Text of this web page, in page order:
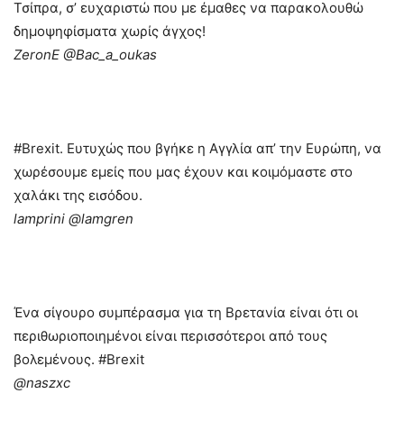
Τσίπρα, σ’ ευχαριστώ που με έμαθες να παρακολουθώ
δημοψηφίσματα χωρίς άγχος!
ZeronE ‏@Bac_a_oukas
#Brexit. Ευτυχώς που βγήκε η Αγγλία απ’ την Ευρώπη, να
χωρέσουμε εμείς που μας έχουν και κοιμόμαστε στο
χαλάκι της εισόδου.
lamprini ‏@lamgren
Ένα σίγουρο συμπέρασμα για τη Βρετανία είναι ότι οι
περιθωριοποιημένοι είναι περισσότεροι από τους
βολεμένους. #Brexit
@naszxc